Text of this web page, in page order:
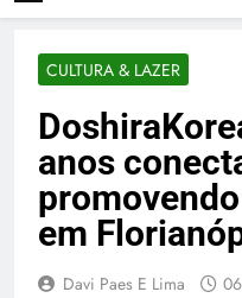
CULTURA & LAZER
anos
em
Davi Paes E Lima